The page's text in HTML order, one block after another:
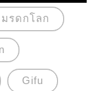
มรดกโลก
Gifu